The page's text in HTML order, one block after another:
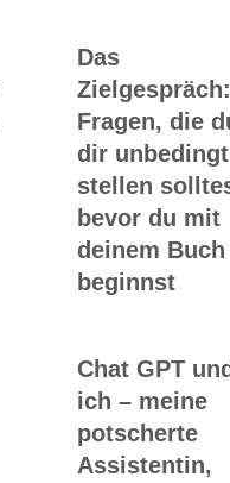
Das
Zielgespräch:
Fragen, die
dir unbedingt
stellen
bevor du mit
deinem Buch
beginnst
Chat GPT und
ich – meine
potscherte
Assistentin,